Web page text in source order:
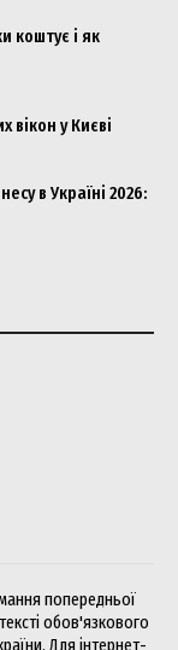
коштує і як
вікон у Києві
в Україні 2026:
попередньої
обов'язкового
Для інтернет-